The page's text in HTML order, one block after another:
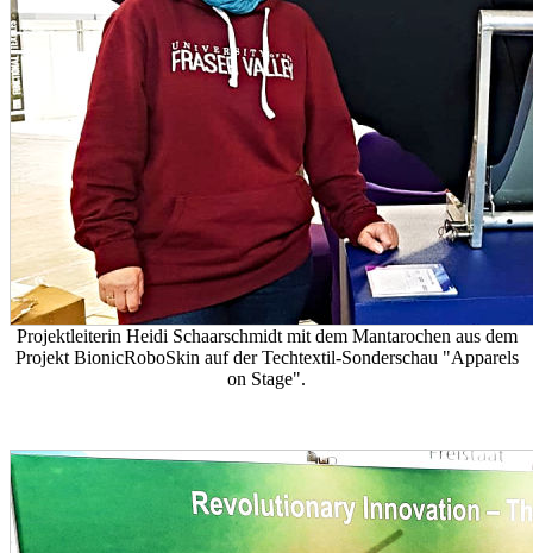
Projektleiterin Heidi Schaarschmidt mit dem Mantarochen aus dem
Projekt BionicRoboSkin auf der Techtextil-Sonderschau "Apparels
on Stage".